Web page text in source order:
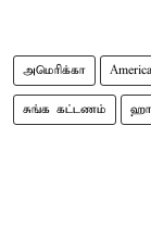
அமெரிக்கா America
சுங்க கட்டணம்